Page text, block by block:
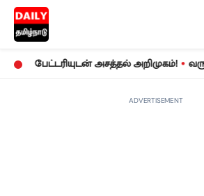
அசத்தல் அறிமுகம்! • வருமான
ADVERTISEMENT